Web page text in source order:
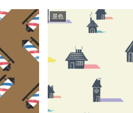
景色